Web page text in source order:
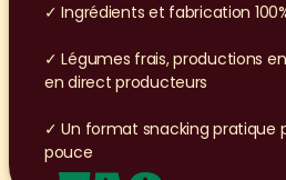
✓ Ingrédients et fabrication
✓ Légumes frais, productions
en direct producteurs
✓ Un format snacking pratique
pouce